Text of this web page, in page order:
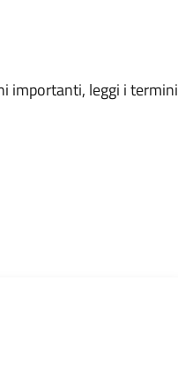
importanti, leggi i termini